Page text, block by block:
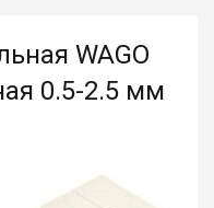
WAGO
0.5-2.5 мм